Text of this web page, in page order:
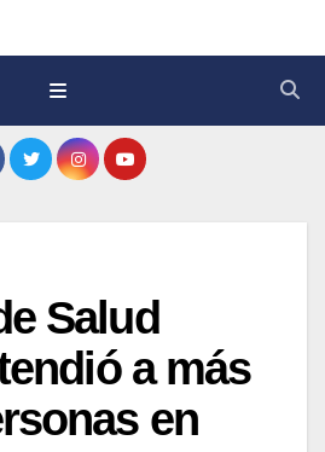
Salud
a más
en